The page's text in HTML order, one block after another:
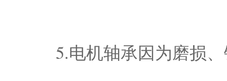
5.电机轴承因为磨损